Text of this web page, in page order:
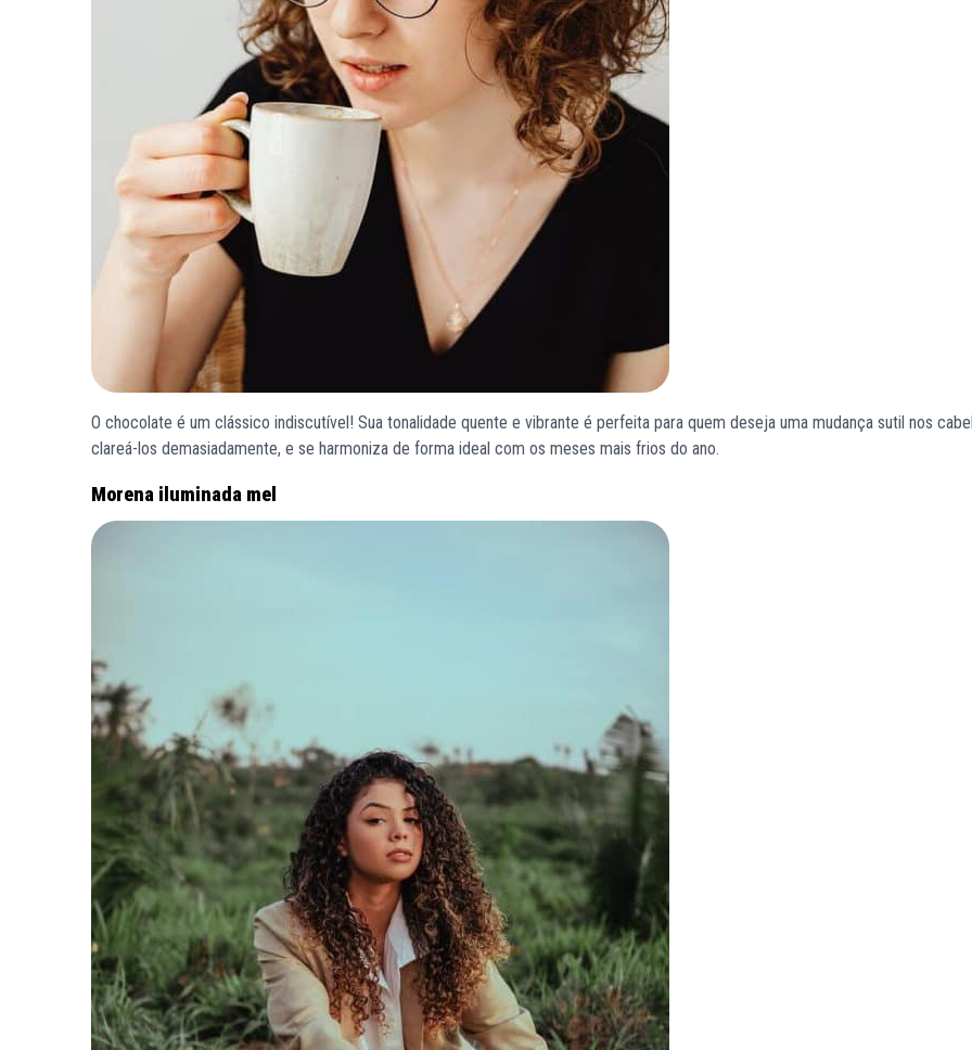
O chocolate é um clássico indiscutível! Sua tonalidade quente e vibrante é perfeita para quem deseja uma mudança sutil nos
clareá-los demasiadamente, e se harmoniza de forma ideal com os meses mais frios do ano.
Morena iluminada mel